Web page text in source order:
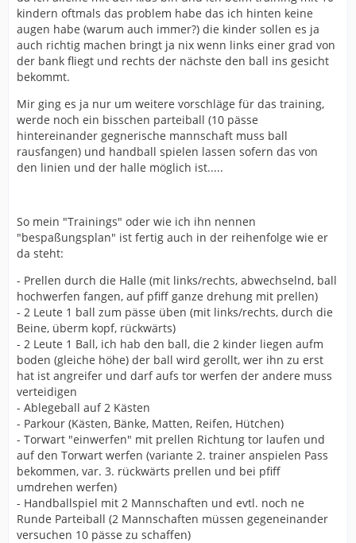
kindern oftmals das problem habe das ich hinten keine
augen habe (warum auch immer?) die kinder sollen es ja
auch richtig machen bringt ja nix wenn links einer grad von
der bank fliegt und rechts der nächste den ball ins gesicht
bekommt.
Mir ging es ja nur um weitere vorschläge für das training,
werde noch ein bisschen parteiball (10 pässe
hintereinander gegnerische mannschaft muss ball
rausfangen) und handball spielen lassen sofern das von
den linien und der halle möglich ist.....
So mein "Trainings" oder wie ich ihn nennen
"bespaßungsplan" ist fertig auch in der reihenfolge wie er
da steht:
- Prellen durch die Halle (mit links/rechts, abwechselnd, ball
hochwerfen fangen, auf pfiff ganze drehung mit prellen)
- 2 Leute 1 ball zum pässe üben (mit links/rechts, durch die
Beine, überm kopf, rückwärts)
- 2 Leute 1 Ball, ich hab den ball, die 2 kinder liegen aufm
boden (gleiche höhe) der ball wird gerollt, wer ihn zu erst
hat ist angreifer und darf aufs tor werfen der andere muss
verteidigen
- Ablegeball auf 2 Kästen
- Parkour (Kästen, Bänke, Matten, Reifen, Hütchen)
- Torwart "einwerfen" mit prellen Richtung tor laufen und
auf den Torwart werfen (variante 2. trainer anspielen Pass
bekommen, var. 3. rückwärts prellen und bei pfiff
umdrehen werfen)
- Handballspiel mit 2 Mannschaften und evtl. noch ne
Runde Parteiball (2 Mannschaften müssen gegeneinander
versuchen 10 pässe zu schaffen)